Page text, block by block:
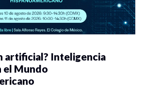
artificial? Inteligencia
Mundo